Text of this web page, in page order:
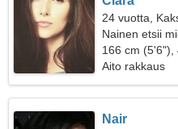
24 vuotta,
Nainen etsii
166 cm (5'6"),
Aito rakkaus
Nair